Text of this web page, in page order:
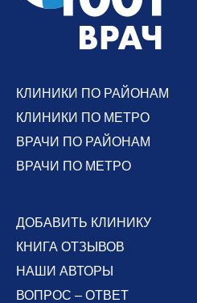
КЛИНИКИ ПО РАЙОНАМ
КЛИНИКИ ПО МЕТРО
ВРАЧИ ПО РАЙОНАМ
ВРАЧИ ПО МЕТРО
ДОБАВИТЬ КЛИНИКУ
КНИГА ОТЗЫВОВ
НАШИ АВТОРЫ
ВОПРОС – ОТВЕТ